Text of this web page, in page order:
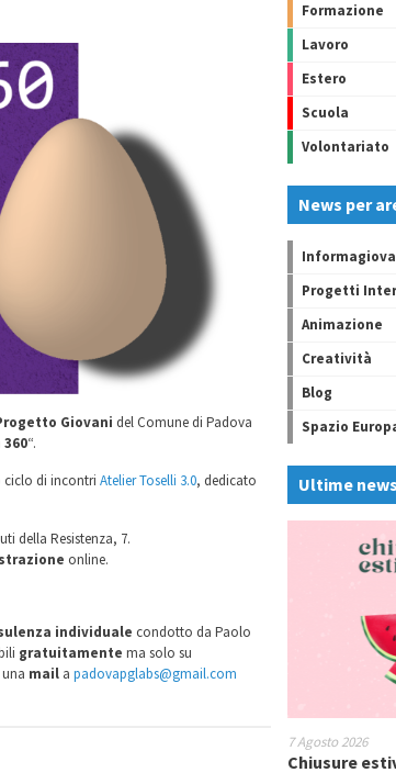
Giovani del Comune di Padova
“.
ciclo di incontri Atelier Toselli 3.0, dedicato
della Resistenza, 7.
online.
individuale condotto da Paolo
gratuitamente ma solo su
mail a padovapglabs@gmail.com
Formazione
Lavoro
Estero
Scuola
Volontariato
News per
Progetti
Animazione
Creatività
Blog
Spazio
Ultime
7 Agosto 2026
Chiusure